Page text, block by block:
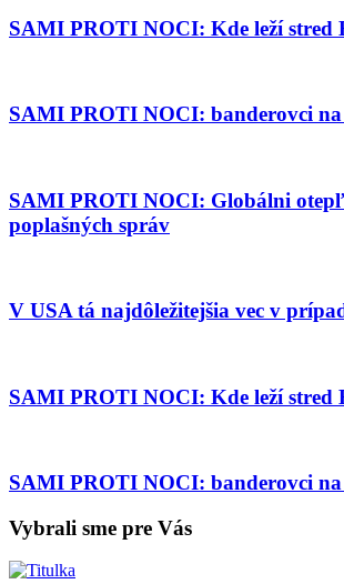
SAMI PROTI NOCI: Kde leží stred
SAMI PROTI NOCI: banderovci na
SAMI PROTI NOCI: Globálni
poplašných správ
V USA tá najdôležitejšia vec v
SAMI PROTI NOCI: Kde leží stred
SAMI PROTI NOCI: banderovci na
Vybrali sme pre Vás